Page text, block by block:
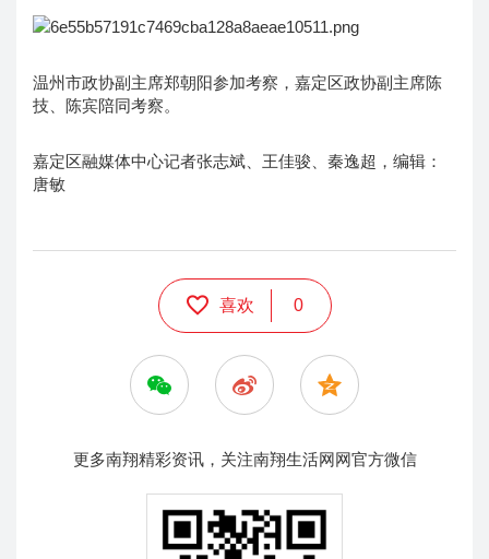
温州市政协副主席郑朝阳参加考察，嘉定区政协副主席陈
技、陈宾陪同考察。
嘉定区融媒体中心记者张志斌、王佳骏、秦逸超，编辑：
唐敏
喜欢 0
更多南翔精彩资讯，关注南翔生活网网官方微信